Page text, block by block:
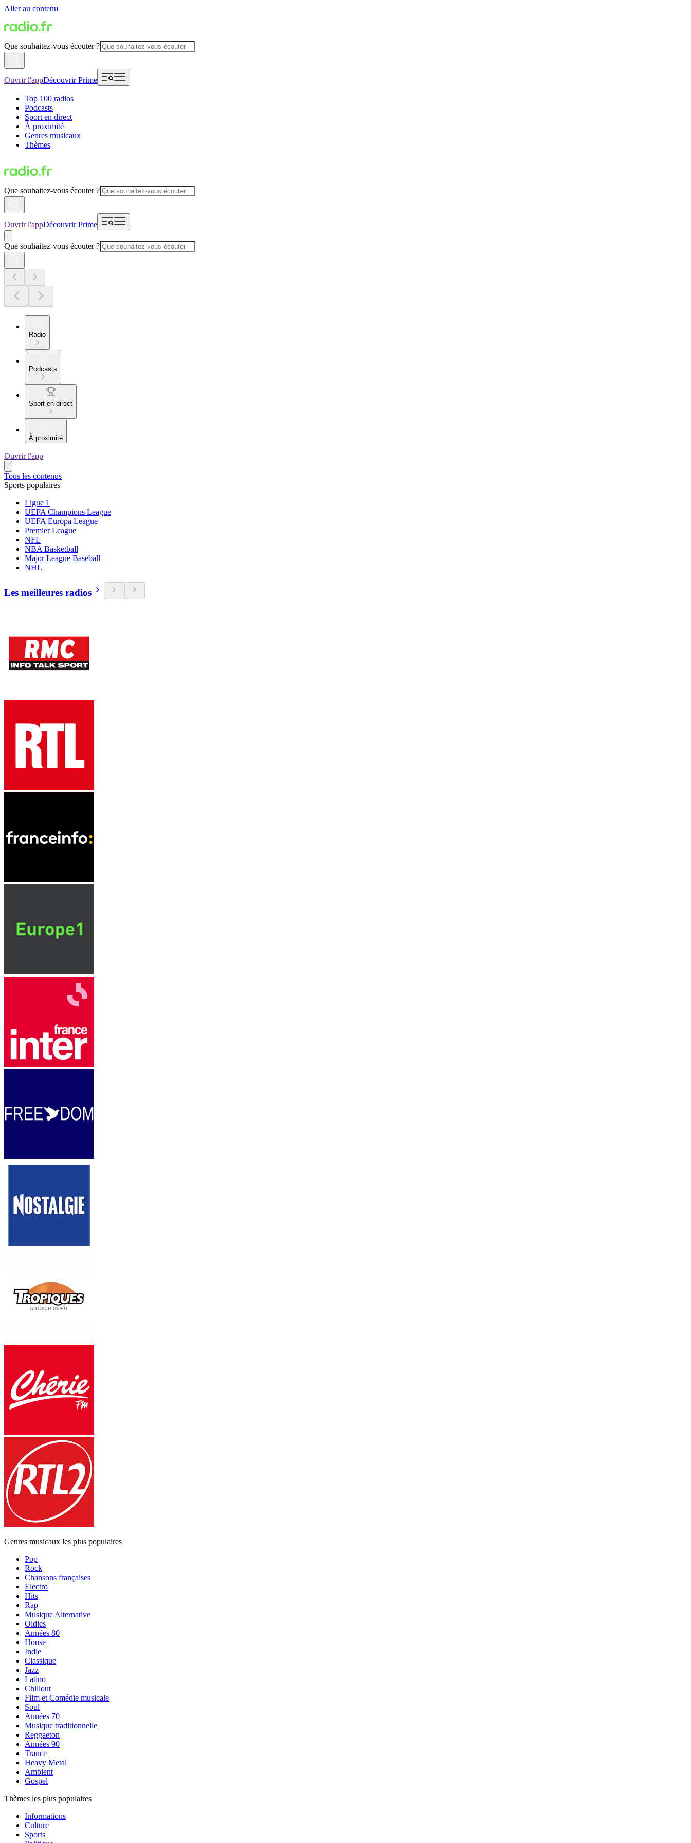
Aller au contenu
Que souhaitez-vous écouter ?
Ouvrir l'appDécouvrir Prime
Top 100 radios
Podcasts
Sport en direct
À proximité
Genres musicaux
Thèmes
Que souhaitez-vous écouter ?
Ouvrir l'appDécouvrir Prime
Que souhaitez-vous écouter ?
Radio
Podcasts
Sport en direct
À proximité
Ouvrir l'app
Tous les contenus
Sports populaires
Ligue 1
UEFA Champions League
UEFA Europa League
Premier League
NFL
NBA Basketball
Major League Baseball
NHL
Les meilleures radios
Genres musicaux les plus populaires
Pop
Rock
Chansons françaises
Electro
Hits
Rap
Musique Alternative
Oldies
Années 80
House
Indie
Classique
Jazz
Latino
Chillout
Film et Comédie musicale
Soul
Années 70
Musique traditionnelle
Reggaeton
Années 90
Trance
Heavy Metal
Ambient
Gospel
Thèmes les plus populaires
Informations
Culture
Sports